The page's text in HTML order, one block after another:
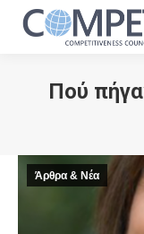
Πού
Άρθρα & Νέα